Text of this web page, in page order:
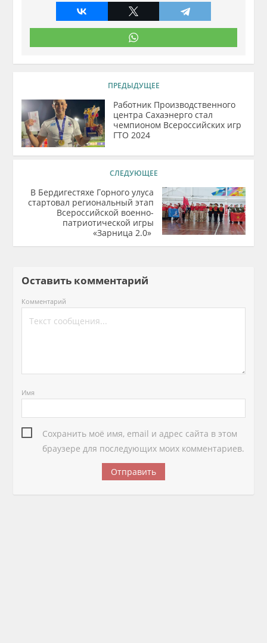
ПРЕДЫДУЩЕЕ
Работник Производственного
центра Сахаэнерго стал
чемпионом Всероссийских игр
ГТО 2024
СЛЕДУЮЩЕЕ
​В Бердигестяхе Горного улуса
стартовал региональный этап
Всероссийской военно-
патриотической игры
«Зарница 2.0» ​
Оставить комментарий
Комментарий
Имя
Сохранить моё имя, email и адрес сайта в этом
браузере для последующих моих комментариев.